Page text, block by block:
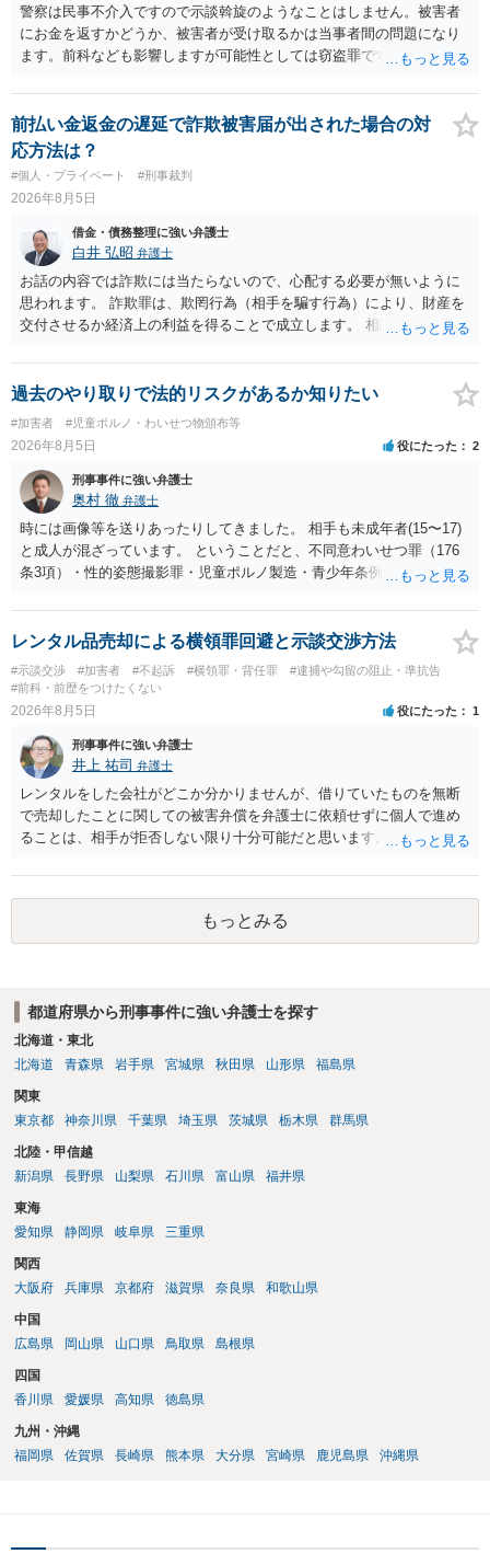
警察は民事不介入ですので示談斡旋のようなことはしません。被害者
にお金を返すかどうか、被害者が受け取るかは当事者間の問題になり
ます。前科なども影響しますが可能性としては窃盗罪ですので、逮捕
前払い金返金の遅延で詐欺被害届が出された場合の対
応方法は？
#個人・プライベート #刑事裁判
2026年8月5日
借金・債務整理に強い弁護士
白井 弘昭 弁護士
お話の内容では詐欺には当たらないので、心配する必要が無いように
思われます。 詐欺罪は、欺罔行為（相手を騙す行為）により、財産を
交付させるか経済上の利益を得ることで成立します。 相談者さんは、
ので、詐欺罪の実行行為性が無く罪に問うことはできません。 おそら
く、相手が真実を話せば警察も取り合わないと思いますが、虚偽の内
容を述べた場合は、捜査はあるかもしれません。 ただし、捜査におい
て、真実を説明すれば、「ちゃんと返しなさいよ」程度の注意で済む
ことだと思われます。 また、返せるお金が無いのであれば、返せない
のは致し方ありません。真摯に分割して支払うことを相手に告げてい
くのみでしょう。 以上、ご参考まで。
過去のやり取りで法的リスクがあるか知りたい
#加害者 #児童ポルノ・わいせつ物頒布等
2026年8月5日 役にたった 2
刑事事件に強い弁護士
奥村 徹 弁護士
時には画像等を送りあったりしてきました。 相手も未成年者(15〜17)
と成人が混ざっています。 ということだと、不同意わいせつ罪（176
条3項）・性的姿態撮影罪・児童ポルノ製造・青少年条例違反（わいせ
で、警察にバレれば、それなりの捜査を受けるでしょう。
レンタル品売却による横領罪回避と示談交渉方法
#示談交渉 #加害者 #不起訴 #横領罪・背任罪
#逮捕や勾留の阻止・準抗告
#前科・前歴をつけたくない
2026年8月5日 役にたった 1
刑事事件に強い弁護士
井上 祐司 弁護士
レンタルをした会社がどこか分かりませんが、借りていたものを無断
で売却したことに関しての被害弁償を弁護士に依頼せずに個人で進め
ることは、相手が拒否しない限り十分可能だと思います。 見積を出し
か）、弁護士に法律相談において助言をもらえば足りるでしょう。
もっとみる
都道府県から刑事事件に強い弁護士を探す
北海道・東北
北海道
青森県 岩手県 宮城県 秋田県 山形県 福島県
関東
東京都
神奈川県 千葉県 埼玉県 茨城県 栃木県 群馬県
北陸・甲信越
新潟県
長野県 山梨県 石川県 富山県 福井県
東海
愛知県
静岡県 岐阜県 三重県
関西
大阪府
兵庫県 京都府 滋賀県 奈良県 和歌山県
中国
広島県
岡山県 山口県 鳥取県 島根県
四国
香川県
愛媛県 高知県 徳島県
九州・沖縄
福岡県
佐賀県 長崎県 熊本県 大分県 宮崎県 鹿児島県 沖縄県